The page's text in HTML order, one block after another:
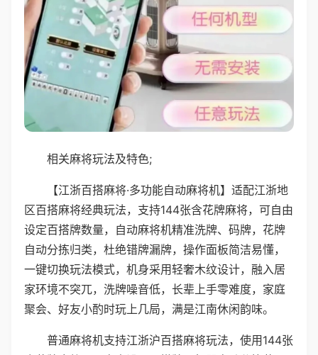
相关麻将玩法及特色;
【江浙百搭麻将·多功能自动麻将机】适配江浙地
区百搭麻将经典玩法，支持144张含花牌麻将，可自由
设定百搭牌数量，自动麻将机精准洗牌、码牌，花牌
自动分拣归类，杜绝错牌漏牌，操作面板简洁易懂，
一键切换玩法模式，机身采用轻奢木纹设计，融入居
家环境不突兀，洗牌噪音低，长辈上手零难度，家庭
聚会、好友小酌时玩上几局，满是江南休闲韵味。
普通麻将机支持江浙沪百搭麻将玩法，使用144张